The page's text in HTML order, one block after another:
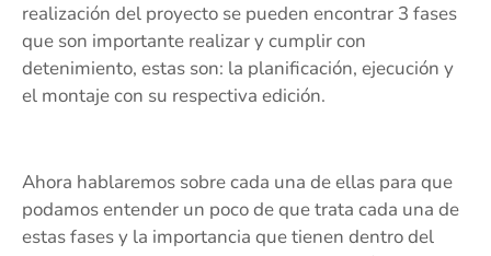
realización del proyecto se pueden encontrar 3 fases
que son importante realizar y cumplir con
detenimiento, estas son: la planificación, ejecución y
el montaje con su respectiva edición.
Ahora hablaremos sobre cada una de ellas para que
podamos entender un poco de que trata cada una de
estas fases y la importancia que tienen dentro del